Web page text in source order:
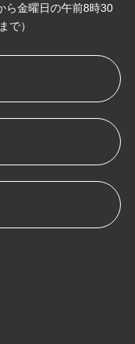
ら金曜日の午前8時30
で）